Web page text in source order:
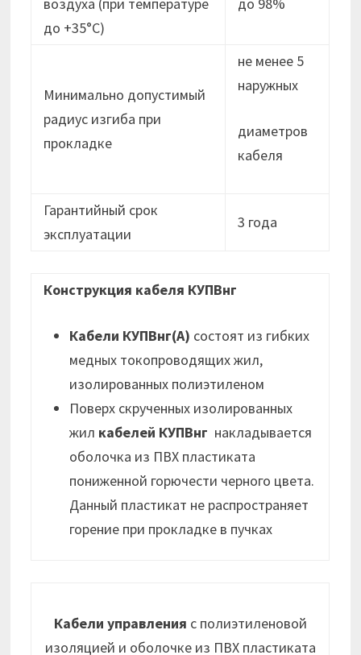
воздуха (при температуре
до +35°С)
до 98%
Минимально допустимый
радиус изгиба при
прокладке
не менее 5
наружных
диаметров
кабеля
Гарантийный срок
эксплуатации
3 года
Конструкция кабеля КУПВнг
Кабели КУПВнг(А) состоят из гибких
медных токопроводящих жил,
изолированных полиэтиленом
Поверх скрученных изолированных
жил кабелей КУПВнг накладывается
оболочка из ПВХ пластиката
пониженной горючести черного цвета.
Данный пластикат не распространяет
горение при прокладке в пучках
Кабели управления с полиэтиленовой
изоляцией и оболочке из ПВХ пластиката